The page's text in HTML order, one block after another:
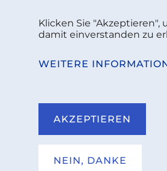
KONTAKT
IMPRESSUM
DATENSCHUTZ
Klicken Sie "Akzeptieren",
damit einverstanden zu
WEITERE
AKZEPTIEREN
NEIN, DANKE